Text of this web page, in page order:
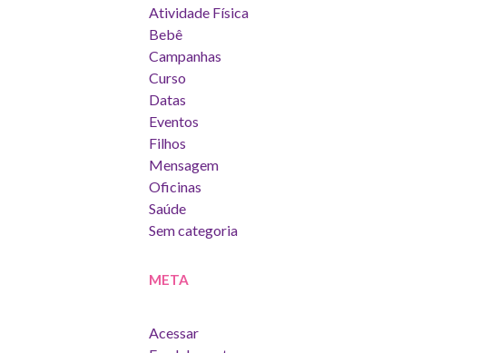
Atividade Física
Bebê
Campanhas
Curso
Datas
Eventos
Filhos
Mensagem
Oficinas
Saúde
Sem categoria
META
Acessar